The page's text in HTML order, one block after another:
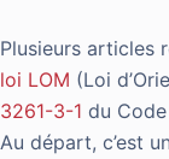
Plusieurs articles
loi LOM (Loi
3261-3-1 du
Au départ, c’est